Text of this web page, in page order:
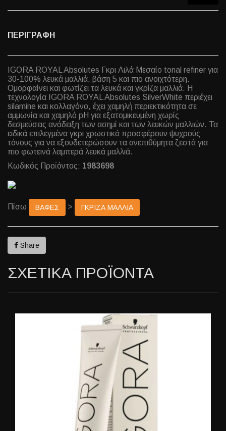
ΠΕΡΙΓΡΑΦΗ
IGORA ROYAL Absolutes Γκρι Λιλά Μεσαίο tonal refiner για
30-100% λευκά μαλλιά, βάση 5 και πιο ανοιχτότερη.
Ομορφαίνει και φωτίζει τα λευκά και γκρίζα μαλλιά. Η
τεχνολογία IGORA ROYAL Absolutes SilverWhite περιέχει
silamine και κολλαγόνο, έχει χαμηλή περιεκτικότητα σε
αμμωνία και χαμηλό pH για εξατομικευμένη χωρίς
δεσμεύσεις ανάδειξη των ασημί και των λευκών μαλλιών. Τα
ειδικά επιλεγμένα γκρι χρωστικά προσφέρουν ψυχρούς
τόνους για να εξουδετερώσουν τα ανεπιθύμητα ζεστά για
πιο φωτεινά λαμπερά λευκά μαλλιά.
Κωδικός Προϊόντος: 1983698
Πίσω ΒΑΦΕΣ > ΓΚΡΙΖΑ ΜΑΛΛΙΑ
Share
ΣΧΕΤΙΚΑ ΠΡΟΪΟΝΤΑ